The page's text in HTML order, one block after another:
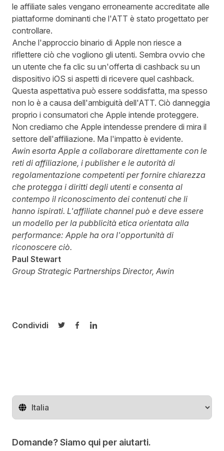
le affiliate sales vengano erroneamente accreditate alle
piattaforme dominanti che l'ATT è stato progettato per
controllare.
Anche l'approccio binario di Apple non riesce a
riflettere ciò che vogliono gli utenti. Sembra ovvio che
un utente che fa clic su un'offerta di cashback su un
dispositivo iOS si aspetti di ricevere quel cashback.
Questa aspettativa può essere soddisfatta, ma spesso
non lo è a causa dell'ambiguità dell'ATT. Ciò danneggia
proprio i consumatori che Apple intende proteggere.
Non crediamo che Apple intendesse prendere di mira il
settore dell'affiliazione. Ma l'impatto è evidente.
Awin esorta Apple a collaborare direttamente con le
reti di affiliazione, i publisher e le autorità di
regolamentazione competenti per fornire chiarezza
che protegga i diritti degli utenti e consenta al
contempo il riconoscimento dei contenuti che li
hanno ispirati. L'affiliate channel può e deve essere
un modello per la pubblicità etica orientata alla
performance: Apple ha ora l'opportunità di
riconoscere ciò.
Paul Stewart
Group Strategic Partnerships Director, Awin
Condividi
Condividi su Twitter
Condividi su Facebook
Condividi su LinkedIn
Cambia regione
Domande? Siamo qui per aiutarti.